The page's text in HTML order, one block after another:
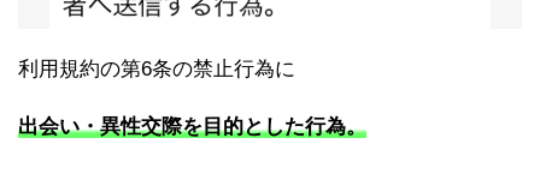
利用規約の第6条の禁止行為に
出会い・異性交際を目的とした行為。